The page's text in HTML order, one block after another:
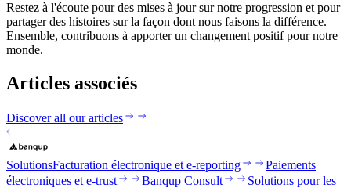
Restez à l'écoute pour des mises à jour sur notre progression et pour
partager des histoires sur la façon dont nous faisons la différence.
Ensemble, contribuons à apporter un changement positif pour notre
monde.
Articles associés
Discover all our articles
SolutionsFacturation électronique et e-reporting
Paiements
électroniques et e-trust
Banqup Consult
Solutions pour les